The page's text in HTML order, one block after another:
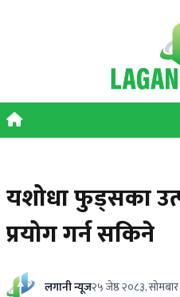
यशोधा फुड्सका
प्रयोग गर्न सकिने
लगानी न्यूज२५ जेष्ठ २०८३,